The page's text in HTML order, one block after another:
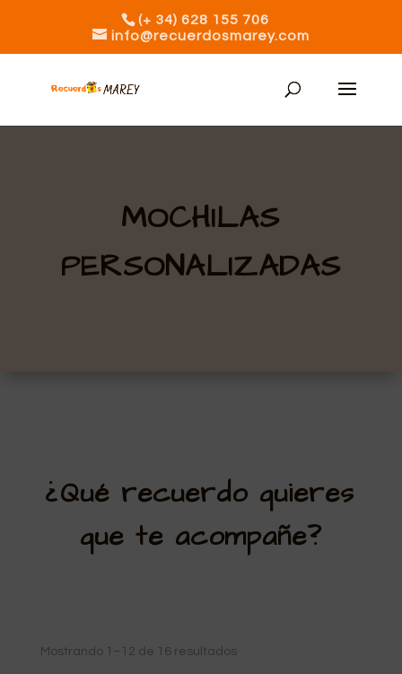
(+ 34) 628 155 706
info@recuerdosmarey.com
MOCHILAS
PERSONALIZADAS
¿Qué recuerdo quieres
que te acompañe?
Mostrando 1–12 de 16 resultadosOrdenado